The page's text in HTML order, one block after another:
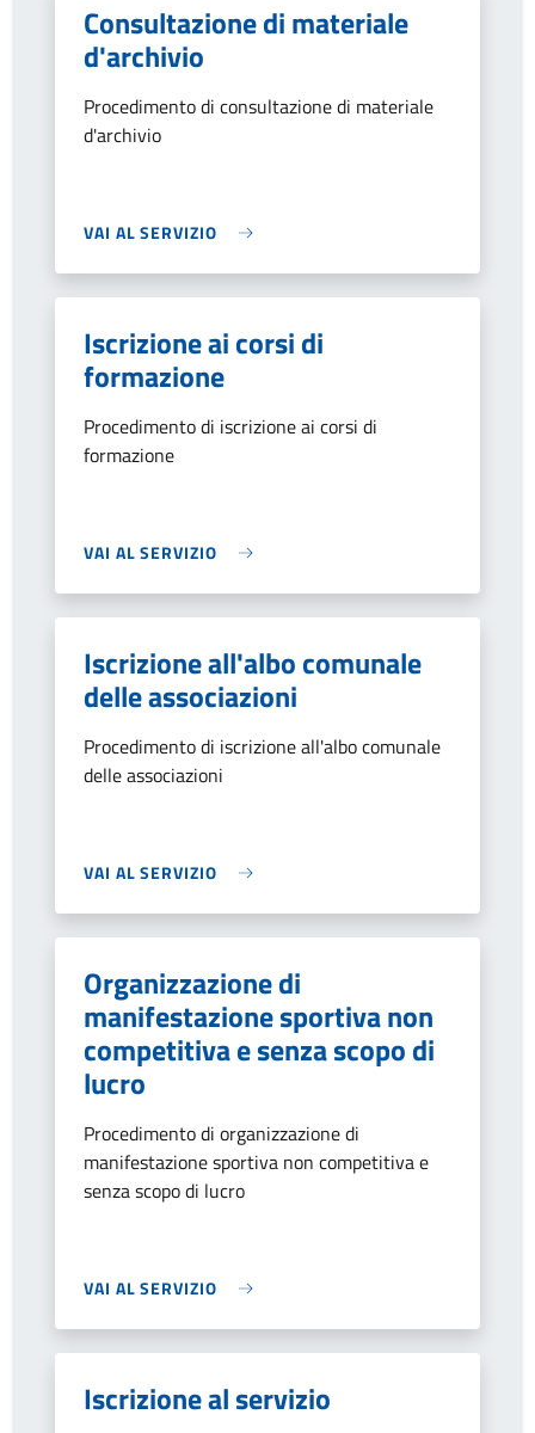
Consultazione di materiale
d'archivio
Procedimento di consultazione di materiale
d'archivio
VAI AL SERVIZIO
Iscrizione ai corsi di
formazione
Procedimento di iscrizione ai corsi di
formazione
VAI AL SERVIZIO
Iscrizione all'albo comunale
delle associazioni
Procedimento di iscrizione all'albo comunale
delle associazioni
VAI AL SERVIZIO
Organizzazione di
manifestazione sportiva non
competitiva e senza scopo di
lucro
Procedimento di organizzazione di
manifestazione sportiva non competitiva e
senza scopo di lucro
VAI AL SERVIZIO
Iscrizione al servizio